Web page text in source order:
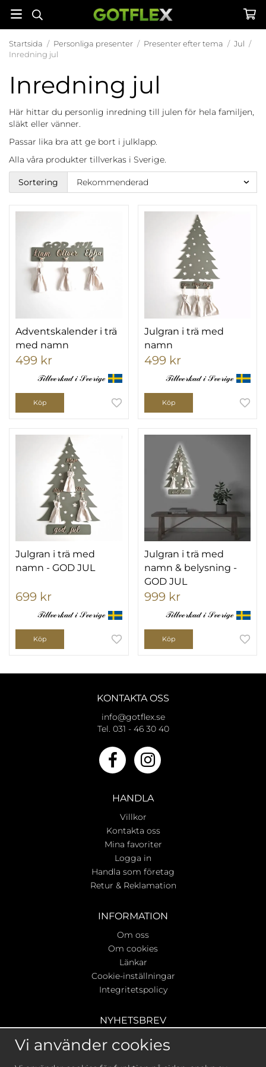
Startsida / Personliga presenter / Presenter efter tema / Jul /
Inredning jul
Inredning jul
Här hittar du personlig inredning till julen för hela familjen,
släkt eller vänner.
Passar lika bra att ge bort i julklapp.
Alla våra produkter tillverkas i Sverige.
Sortering
Adventskalender i trä
med namn
499 kr
𝒯𝒾𝓁𝓁𝓋ℯ𝓇𝓀𝒶𝒹 𝒾 𝒮𝓋ℯ𝓇𝒾ℊℯ
Köp
Julgran i trä med
namn
499 kr
𝒯𝒾𝓁𝓁𝓋ℯ𝓇𝓀𝒶𝒹 𝒾 𝒮𝓋ℯ𝓇𝒾ℊℯ
Köp
Julgran i trä med
namn - GOD JUL
699 kr
𝒯𝒾𝓁𝓁𝓋ℯ𝓇𝓀𝒶𝒹 𝒾 𝒮𝓋ℯ𝓇𝒾ℊℯ
Köp
Julgran i trä med
namn & belysning -
GOD JUL
999 kr
𝒯𝒾𝓁𝓁𝓋ℯ𝓇𝓀𝒶𝒹 𝒾 𝒮𝓋ℯ𝓇𝒾ℊℯ
Köp
KONTAKTA OSS
info@gotflex.se
Tel. 031 - 46 30 40
HANDLA
Villkor
Kontakta oss
Mina favoriter
Logga in
Handla som företag
Retur & Reklamation
INFORMATION
Om oss
Om cookies
Länkar
Cookie-inställningar
Integritetspolicy
NYHETSBREV
Ta del av våra bästa erbjudanden & nyheter!
Vi använder cookies